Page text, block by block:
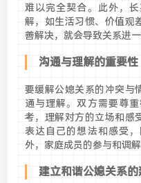
难以完全契合。此外，
解，如生活习惯、价值观
善解决，就会导致关系进一
沟通与理解的重要性
要缓解公媳关系的冲突与
通与理解。双方需要尊
考，理解对方的立场和感
表达自己的想法和感受
外，家庭成员的参与和调
建立和谐公媳关系的